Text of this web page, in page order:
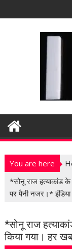
k
t
n
You are here
*सोनू राज हत्याकांड
पर पैनी नजर।*
*सोनू राज
किया गया। हर